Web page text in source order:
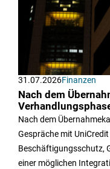
31.07.2026Finanzen
Nach dem
Nach dem
Gespräche mit
Beschäftigungsschutz,
einer möglichen